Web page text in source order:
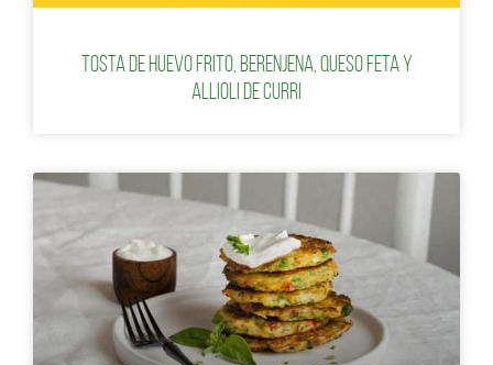
Tosta de huevo frito, berenjena, queso feta y
Allioli de Curri